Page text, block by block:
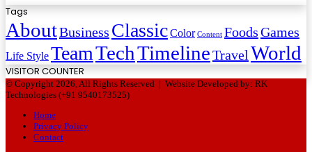
Tags
AboutBusiness ClassicColor Content FoodsGames
Life StyleTeamTechTimelineTravel World
VISITOR COUNTER
© Copyright 2026, All Rights Reserved | Website Developed by: RK
Technologies (+91 9540173525)
Home
Privacy Policy
Contact